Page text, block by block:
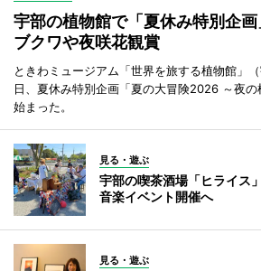
宇部の植物館で「夏休み特別企
ブクワや夜咲花観賞
ときわミュージアム「世界を旅する植物館」
日、夏休み特別企画「夏の大冒険2026 ～夜
始まった。
見る・遊ぶ
宇部の喫茶酒場「ヒライ
音楽イベント開催へ
見る・遊ぶ